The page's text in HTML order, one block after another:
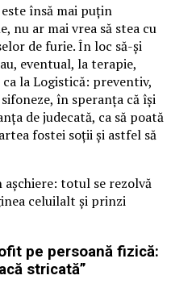
însă mai puțin
nu ar mai vrea să stea cu
de furie. În loc să-și
eventual, la terapie,
ca la Logistică: preventiv,
în speranța că își
de judecată, ca să poată
fostei soții și astfel să
totul se rezolvă
celuilalt și prinzi
pe persoană fizică:
stricată”